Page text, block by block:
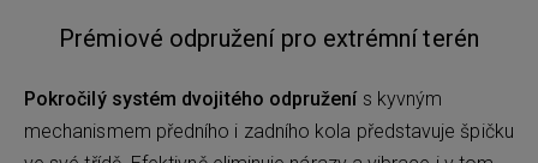
Prémiové odpružení pro extrémní terén
Pokročilý systém dvojitého odpruženís kyvným
mechanismem předního i zadního kola představuje špičku